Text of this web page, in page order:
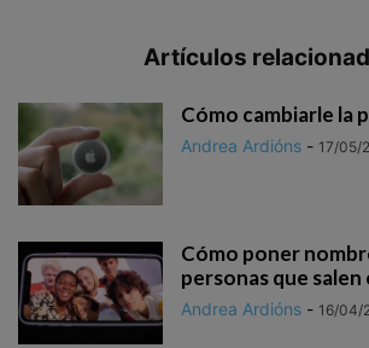
Artículos
Cómo cambiarle la
Andrea Ardións - 17/05/
Cómo poner
personas que
Andrea Ardións - 16/04/